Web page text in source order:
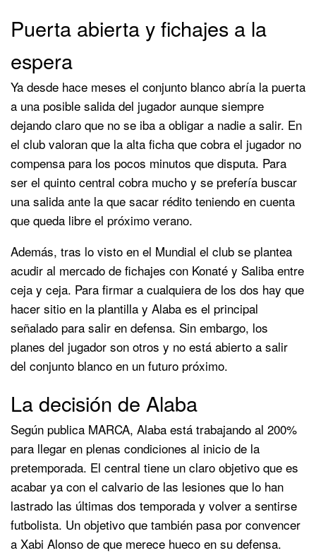
Puerta abierta y fichajes a la
espera
Ya desde hace meses el conjunto blanco abría la puerta
a una posible salida del jugador aunque siempre
dejando claro que no se iba a obligar a nadie a salir. En
el club valoran que la alta ficha que cobra el jugador no
compensa para los pocos minutos que disputa. Para
ser el quinto central cobra mucho y se prefería buscar
una salida ante la que sacar rédito teniendo en cuenta
que queda libre el próximo verano.
Además, tras lo visto en el Mundial el club se plantea
acudir al mercado de fichajes con Konaté y Saliba entre
ceja y ceja. Para firmar a cualquiera de los dos hay que
hacer sitio en la plantilla y Alaba es el principal
señalado para salir en defensa. Sin embargo, los
planes del jugador son otros y no está abierto a salir
del conjunto blanco en un futuro próximo.
La decisión de Alaba
Según publica MARCA, Alaba está trabajando al 200%
para llegar en plenas condiciones al inicio de la
pretemporada. El central tiene un claro objetivo que es
acabar ya con el calvario de las lesiones que lo han
lastrado las últimas dos temporada y volver a sentirse
futbolista. Un objetivo que también pasa por convencer
a Xabi Alonso de que merece hueco en su defensa.